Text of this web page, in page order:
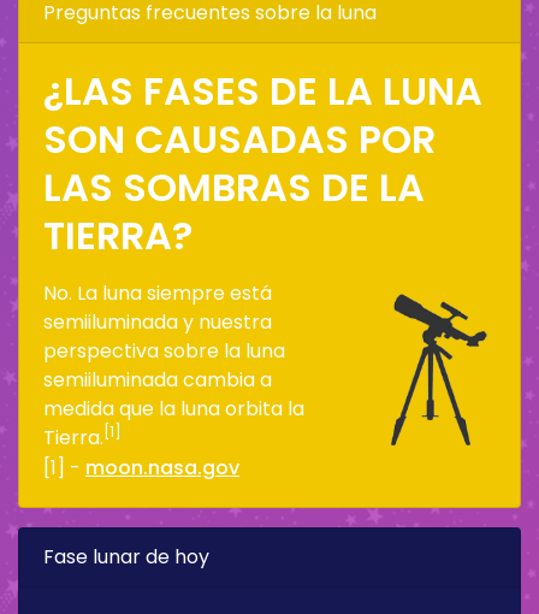
Preguntas frecuentes sobre la luna
¿LAS FASES DE LA LUNA
SON CAUSADAS POR
LAS SOMBRAS DE LA
TIERRA?
No. La luna siempre está
semiiluminada y nuestra
perspectiva sobre la luna
semiiluminada cambia a
medida que la luna orbita la
Tierra. [1]
[1] - moon.nasa.gov
Fase lunar de hoy